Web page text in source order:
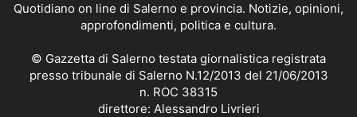
Quotidiano on line di Salerno e provincia. Notizie, opinioni,
approfondimenti, politica e cultura.
© Gazzetta di Salerno testata giornalistica registrata
presso tribunale di Salerno N.12/2013 del 21/06/2013
n. ROC 38315
direttore: Alessandro Livrieri